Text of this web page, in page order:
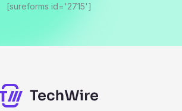
[sureforms id='2715']